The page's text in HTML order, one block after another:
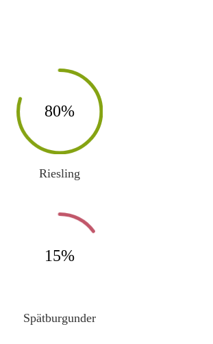
80%
Riesling
15%
Spätburgunder